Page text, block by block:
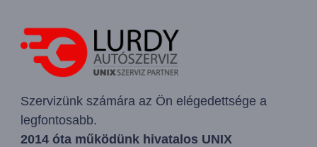
Szervizünk számára az Ön elégedettsége a
legfontosabb.
2014 óta működünk hivatalos UNIX